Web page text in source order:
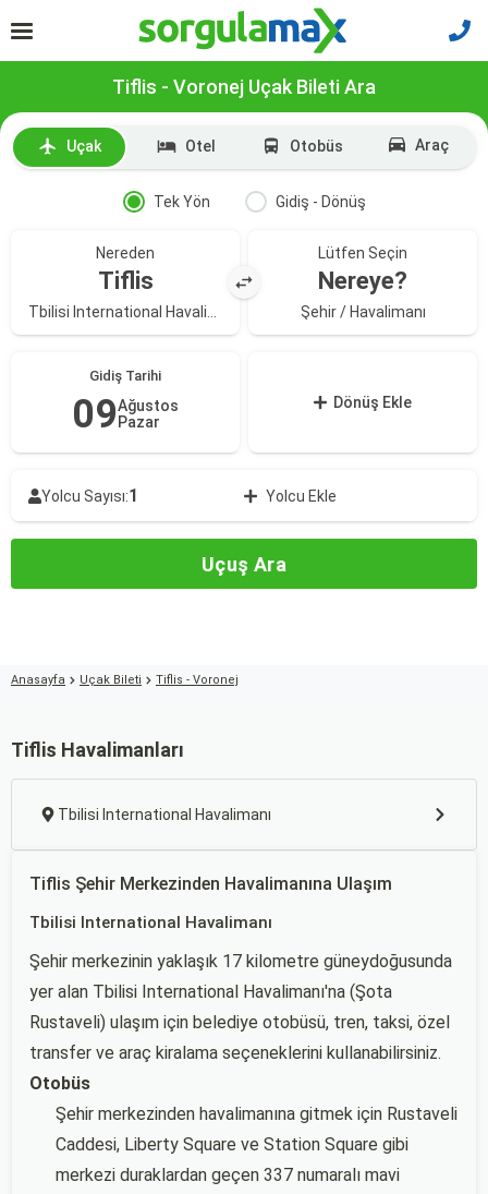
Tiflis - Voronej Uçak Bileti Ara
Uçak Otel Otobüs Araç
Tek Yön Gidiş - Dönüş
Nereden
Tiflis
Lütfen Seçin
Nereye?
Şehir / Havalimanı
Gidiş Tarihi
09Ağustos
Pazar
Dönüş Ekle
Yolcu Sayısı:1 Yolcu Ekle
Uçuş Ara
Anasayfa Uçak Bileti Tiflis - Voronej
Tiflis Havalimanları
Tbilisi International Havalimanı
Tiflis Şehir Merkezinden Havalimanına Ulaşım
Tbilisi International Havalimanı
Şehir merkezinin yaklaşık 17 kilometre güneydoğusunda
yer alan Tbilisi International Havalimanı'na (Şota
Rustaveli) ulaşım için belediye otobüsü, tren, taksi, özel
transfer ve araç kiralama seçeneklerini kullanabilirsiniz.
Otobüs
Şehir merkezinden havalimanına gitmek için Rustaveli
Caddesi, Liberty Square ve Station Square gibi
merkezi duraklardan geçen 337 numaralı mavi